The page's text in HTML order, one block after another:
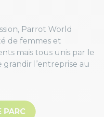
Parrot World
de femmes et
mais tous unis par le
l’entreprise au
PARC